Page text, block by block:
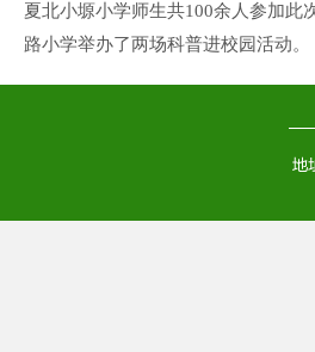
夏北小塬小学师生共100余人参加此
路小学举办了两场科普进校园活动。